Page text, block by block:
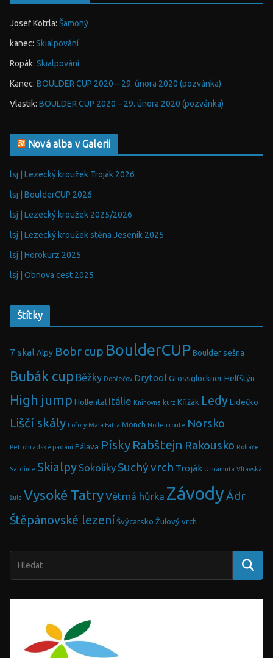
Josef Kotrla: Šamoný
kanec: Skialpování
Ropák: Skialpování
Kanec: BOULDER CUP 2020 – 29. února 2020 (pozvánka)
Vlastik: BOULDER CUP 2020 – 29. února 2020 (pozvánka)
Nová alba v Galerii
lsj | Lezecký kroužek Troják 2026
lsj | BoulderCUP 2026
lsj | Lezecký kroužek 2025/2026
lsj | Lezecký kroužek stěna Jeseník 2025
lsj | Horokurz 2025
lsj | Obnova cest 2025
Štítky
7 skal Alpy Bobr cup BoulderCUP Boulder sešna
Bubák cup Běžky Dobřečov Drytool Grossglockner Helfštýn
High jump Hollental Itálie Knihovna kurz Křížák Ledy Lidečko
Liščí skály Lofoty Malá Fatra Mönch Nollen route Norsko
Petrohradské padání Pálava Písky Rabštejn Rakousko Roháče
Sardinie Skialpy Sokolíky Suchý vrch Troják U mamuta Vltavská
žula Vysoké TatryVětrná hůrka ZávodyÁdr
Štěpánovské lezení Švýcarsko Žulový vrch